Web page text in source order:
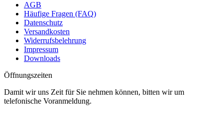
AGB
Häufige Fragen (FAQ)
Datenschutz
Versandkosten
Widerrufsbelehrung
Impressum
Downloads
Öffnungszeiten
Damit wir uns Zeit für Sie nehmen können, bitten wir um
telefonische Voranmeldung.